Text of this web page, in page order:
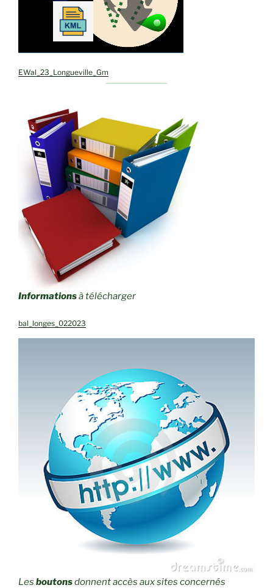
EWal_23_Longueville_Gm
Informationsà télécharger
bal_longes_022023
Les boutonsdonnent accès aux sites concernés